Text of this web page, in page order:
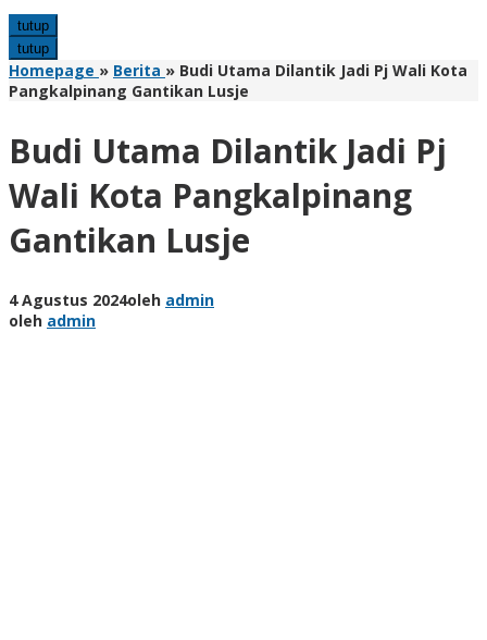
tutup
tutup
Homepage » Berita » Budi Utama Dilantik Jadi Pj Wali Kota
Pangkalpinang Gantikan Lusje
Budi Utama Dilantik Jadi Pj
Wali Kota Pangkalpinang
Gantikan Lusje
4 Agustus 2024oleh admin
oleh admin